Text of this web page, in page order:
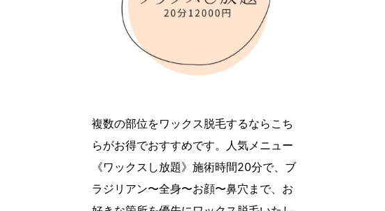
複数の部位をワックス脱毛するならこち
らがお得でおすすめです。人気メニュー
《ワックスし放題》施術時間20分で、ブ
ラジリアン〜全身〜お顔〜鼻穴まで、お